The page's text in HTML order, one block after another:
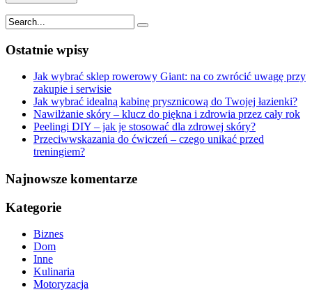
Ostatnie wpisy
Jak wybrać sklep rowerowy Giant: na co zwrócić uwagę przy
zakupie i serwisie
Jak wybrać idealną kabinę prysznicową do Twojej łazienki?
Nawilżanie skóry – klucz do piękna i zdrowia przez cały rok
Peelingi DIY – jak je stosować dla zdrowej skóry?
Przeciwwskazania do ćwiczeń – czego unikać przed
treningiem?
Najnowsze komentarze
Kategorie
Biznes
Dom
Inne
Kulinaria
Motoryzacja